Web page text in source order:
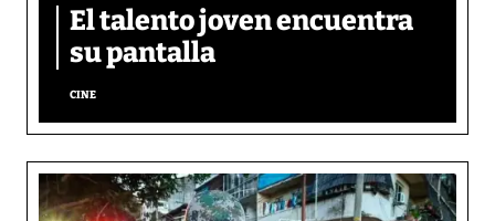
El talento joven encuentra
su pantalla​
CINE